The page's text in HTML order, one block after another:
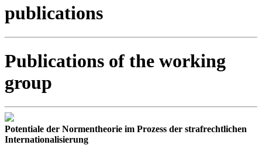
publications
Publications of the working
group
Potentiale der Normentheorie im Prozess der strafrechtlichen
Internationalisierung